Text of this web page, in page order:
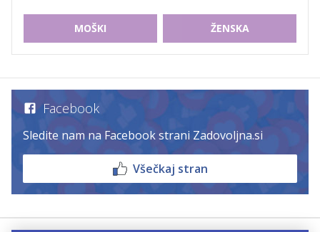
MOŠKI ŽENSKA
Facebook
Sledite nam na Facebook strani Zadovoljna.si
Všečkaj stran